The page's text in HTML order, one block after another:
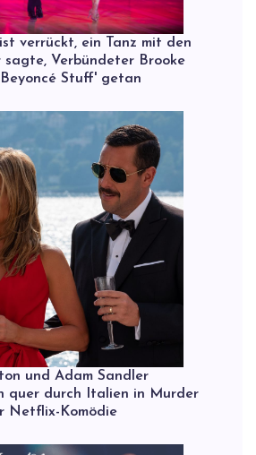
verrückt, ein Tanz mit den
sagte, Verbündeter Brooke
Stuff' getan
und Adam Sandler
quer durch Italien in Murder
Netflix-Komödie